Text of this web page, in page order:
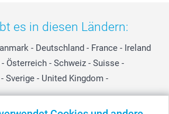
es in diesen Ländern:
- Deutschland - France - Ireland
- Österreich - Schweiz - Suisse -
- Sverige - United Kingdom -